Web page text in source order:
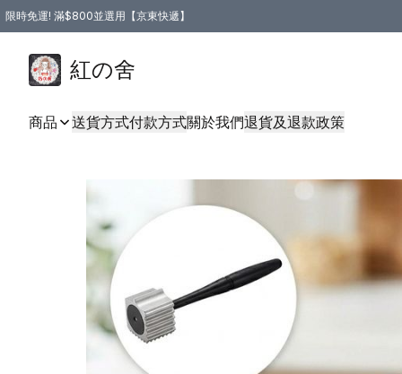
限時免運! 滿$800並選用【京東快遞】
紅の舍
商品 送貨方式付款方式關於我們退貨及退款政策